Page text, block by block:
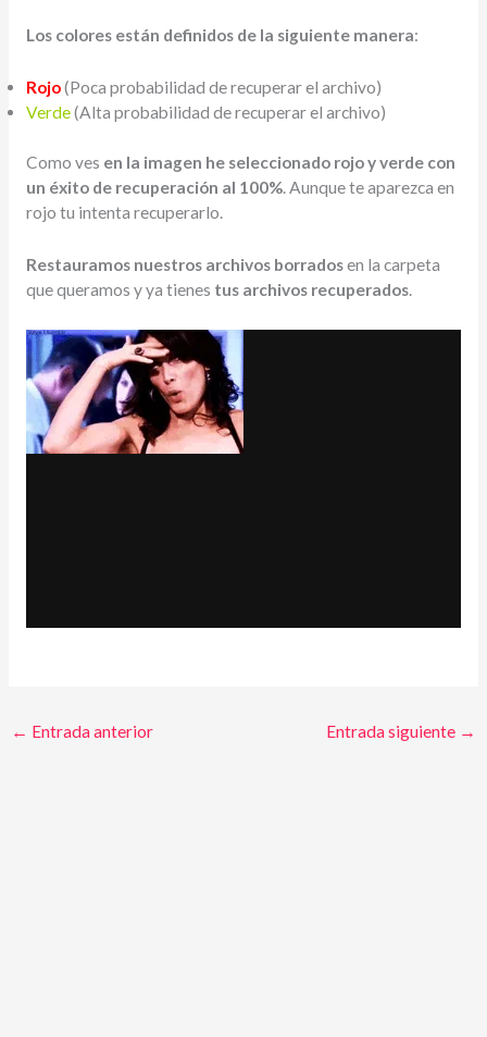
Los colores están definidos de la siguiente manera:
Rojo(Poca probabilidad de recuperar el archivo)
Verde(Alta probabilidad de recuperar el archivo)
Como ves en la imagen he seleccionado rojo y verde con
un éxito de recuperación al 100%. Aunque te aparezca en
rojo tu intenta recuperarlo.
Restauramos nuestros archivos borradosen la carpeta
que queramos y ya tienes tus archivos recuperados.
← Entrada anterior Entrada siguiente →